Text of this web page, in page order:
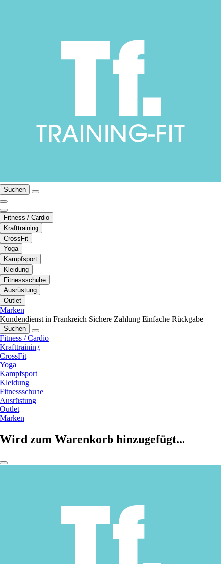
Suchen
Fitness / Cardio
Krafttraining
CrossFit
Yoga
Kampfsport
Kleidung
Fitnessschuhe
Ausrüstung
Outlet
Marken
Kundendienst in Frankreich Sichere Zahlung Einfache Rückgabe
Suchen
Fitness / Cardio
Krafttraining
CrossFit
Yoga
Kampfsport
Kleidung
Fitnessschuhe
Ausrüstung
Outlet
Marken
Wird zum Warenkorb hinzugefügt...